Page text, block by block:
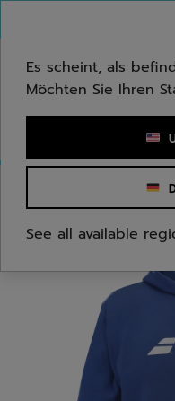
Stichwort oder
Es scheint, als
Möchten Sie Ihren
See all available